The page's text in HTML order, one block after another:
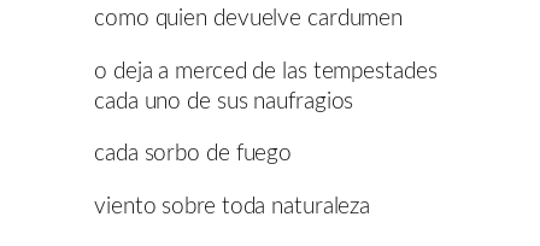
como quien devuelve cardumen
o deja a merced de las tempestades
cada uno de sus naufragios
cada sorbo de fuego
viento sobre toda naturaleza